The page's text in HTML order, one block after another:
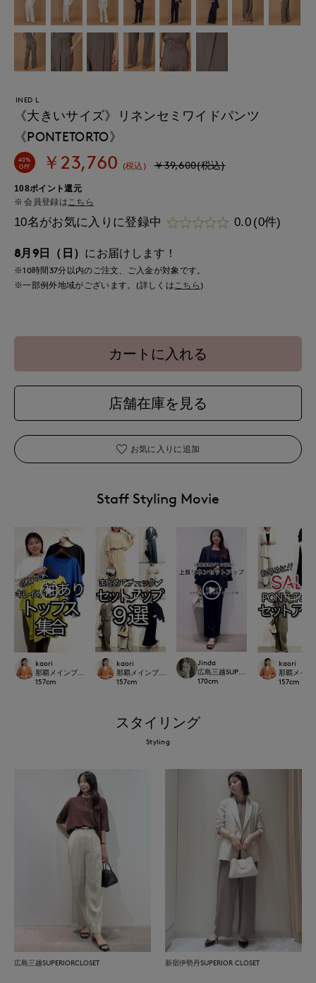
INED L
《大きいサイズ》リネンセミワイドパンツ
《PONTETORTO》
40%
OFF
￥23,760 (税込) ￥39,600(税込)
108ポイント還元
会員登録は こちら
10名がお気に入りに登録中 0.0 (0件)
8月9日（日） にお届けします！
※10時間37分以内のご注文、ご入金が対象です。
※一部例外地域がございます。(詳しくはこちら )
カートに入れる
店舗在庫を見る
お気に入りに追加
Staff Styling Movie
kaori
那覇メインプレイスI.T.'S.international
157cm
kaori
那覇メインプレイスI.T.'S.international
157cm
Jinda
広島三越SUPERIORCLOSET
170cm
kaori
那覇メイ
157cm
スタイリング
Styling
広島三越SUPERIORCLOSET 新宿伊勢丹SUPERIOR CLOSET